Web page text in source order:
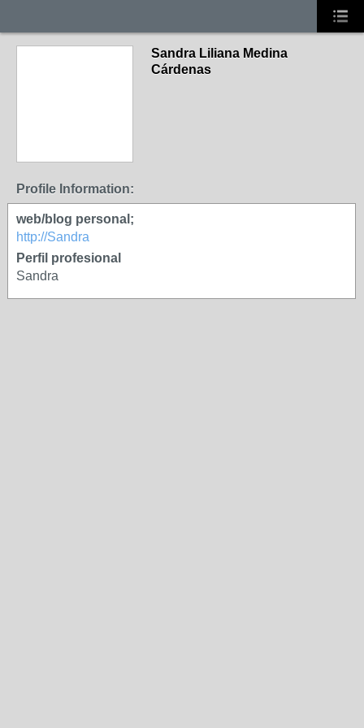
Sandra Liliana Medina
Cárdenas
Profile Information:
web/blog personal;
http://Sandra
Perfil profesional
Sandra